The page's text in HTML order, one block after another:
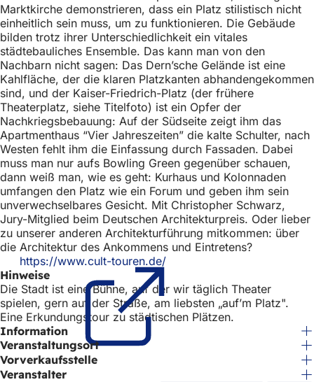
Marktkirche demonstrieren, dass ein Platz stilistisch nicht
einheitlich sein muss, um zu funktionieren. Die Gebäude
bilden trotz ihrer Unterschiedlichkeit ein vitales
städtebauliches Ensemble. Das kann man von den
Nachbarn nicht sagen: Das Dern’sche Gelände ist eine
Kahlfläche, der die klaren Platzkanten abhandengekommen
sind, und der Kaiser-Friedrich-Platz (der frühere
Theaterplatz, siehe Titelfoto) ist ein Opfer der
Nachkriegsbebauung: Auf der Südseite zeigt ihm das
Apartmenthaus “Vier Jahreszeiten” die kalte Schulter, nach
Westen fehlt ihm die Einfassung durch Fassaden. Dabei
muss man nur aufs Bowling Green gegenüber schauen,
dann weiß man, wie es geht: Kurhaus und Kolonnaden
umfangen den Platz wie ein Forum und geben ihm sein
unverwechselbares Gesicht. Mit Christopher Schwarz,
Jury-Mitglied beim Deutschen Architekturpreis. Oder lieber
zu unserer anderen Architekturführung mitkommen: über
die Architektur des Ankommens und Eintretens?
https://www.cult-touren.de/
einem
neuen
Tab)
Hinweise
Die Stadt ist eine Bühne, auf der wir täglich Theater
spielen, gern auf der Straße, am liebsten „auf’m Platz".
Eine Erkundungstour zu städtischen Plätzen.
Information
Veranstaltungsort
Vorverkaufsstelle
Veranstalter